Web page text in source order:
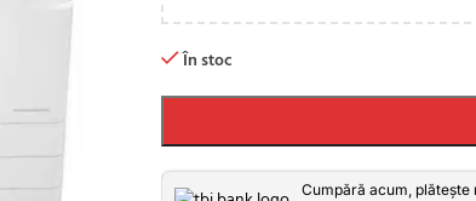
În stoc
Cumpără acum, plătește